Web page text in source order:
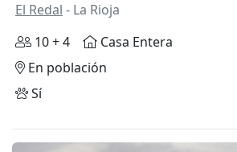
El Redal - La Rioja
10 + 4
Casa Entera
En población
Sí